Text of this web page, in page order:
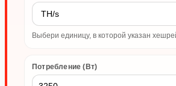
Выбери единицу, в которой указан
Потребление (Вт)